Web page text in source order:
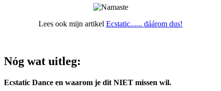
Lees ook mijn artikel Ecstatic...... dáárom dus!
Nóg wat uitleg:
Ecstatic Dance en waarom je dit NIET missen wil.